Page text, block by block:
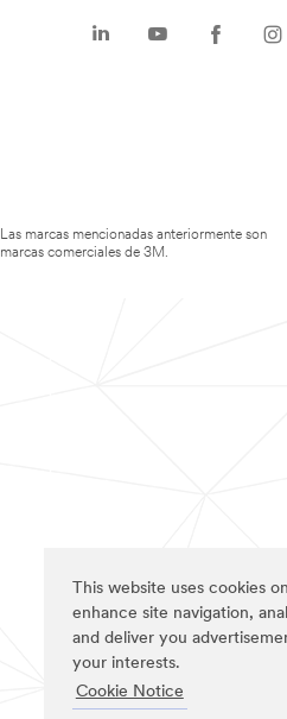
This website uses cookies
enhance site navigation,
and deliver you
your interests.
Cookie Notice
Las marcas mencionadas anteriormente son
marcas comerciales de 3M.